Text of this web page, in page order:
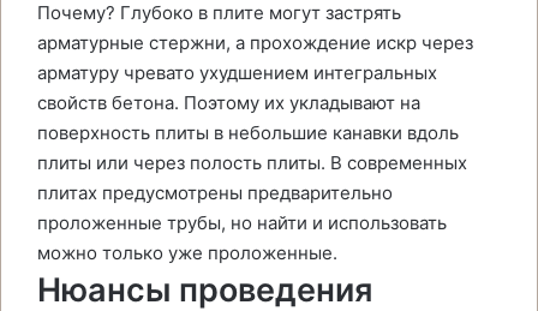
Почему? Глубоко в плите могут застрять
арматурные стержни, а прохождение искр через
арматуру чревато ухудшением интегральных
свойств бетона. Поэтому их укладывают на
поверхность плиты в небольшие канавки вдоль
плиты или через полость плиты. В современных
плитах предусмотрены предварительно
проложенные трубы, но найти и использовать
можно только уже проложенные.
Нюансы проведения